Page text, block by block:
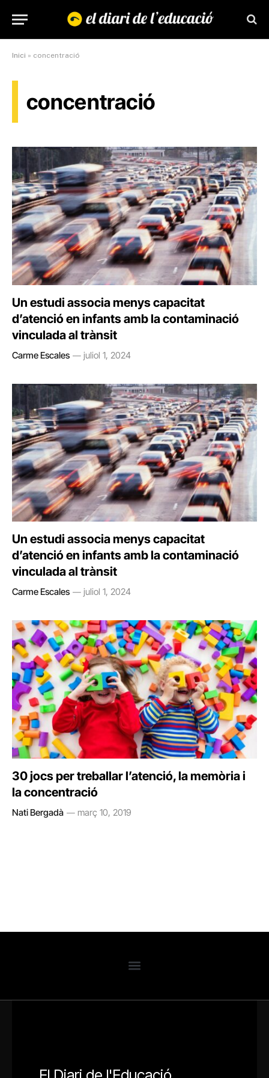
Inici » concentració
concentració
Un estudi associa menys capacitat
d’atenció en infants amb la contaminació
vinculada al trànsit
Carme Escales juliol 1, 2024
Un estudi associa menys capacitat
d’atenció en infants amb la contaminació
vinculada al trànsit
Carme Escales juliol 1, 2024
30 jocs per treballar l’atenció, la memòria i
la concentració
Nati Bergadà març 10, 2019